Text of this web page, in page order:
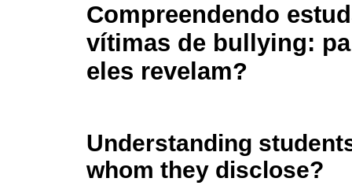
Compreendendo
vítimas de bullying:
eles revelam?
Understanding
whom they disclose?